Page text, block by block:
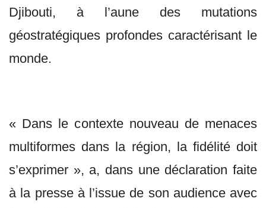
Djibouti, à l’aune des mutations
géostratégiques profondes caractérisant le
monde.
« Dans le contexte nouveau de menaces
multiformes dans la région, la fidélité doit
s’exprimer », a, dans une déclaration faite
à la presse à l’issue de son audience avec